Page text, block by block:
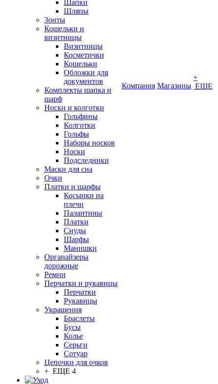
Шапки
Шляпы
Зонты
Кошельки и
визитницы
Визитницы
Косметички
Кошельки
Обложки для
документов
Комплекты шапка и
шарф
Носки и колготки
Гольфины
Колготки
Гольфы
Наборы носков
Носки
Подследники
Маски для сна
Очки
Платки и шарфы
Косынки на
плечи
Палантины
Платки
Снуды
Шарфы
Манишки
Органайзеры
дорожные
Ремни
Перчатки и рукавицы
Перчатки
Рукавицы
Украшения
Браслеты
Бусы
Колье
Серьги
Сотуар
Цепочки для очков
+ ЕЩЕ 4
Компания Магазины
+
ЕЩЕ